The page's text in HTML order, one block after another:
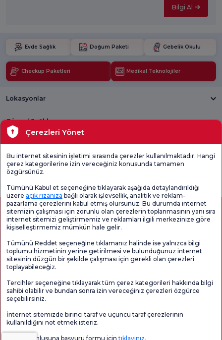
Bilgi Al
Evde Sağlık Doğum Paketi Gebelik Okulu
Checkup Paketleri Medikal Teknolojiler
Lokasyonlar
Güncel Sağlık
Tıbbi Birimler
Genel
Memnuniyet
Sayfa içeriği sadece bilgilendirme amaçlıdır. Tanı ve tedavi için mutlaka
doktorunuza başvurunuz.
@2026 Grup Florence Nightingale Hastaneleri
Editör: Uğurcan Durmuş - 0 549 455 55 46. - Güncelleme Tarihi: 06.08.2026
Çerezleri Yönet
Bu internet sitesinin işletimi sırasında çerezler kullanılmaktadır. Hangi
çerez kategorilerine izin vereceğiniz konusunda tamamen
özgürsünüz.
Tümünü Kabul et seçeneğine tıklayarak aşağıda detaylandırıldığı
üzere açık rızanıza bağlı olarak işlevsellik, analitik ve reklam-
pazarlama çerezlerini kabul etmiş olursunuz. Bu durumda internet
sitemizin çalışması için zorunlu olan çerezlerin toplanmasının yanı sıra
internet sitemizi geliştirmemiz ve reklamları ilgili merkezinize göre
kişiselleştirmemiz mümkün hale gelir.
Tümünü Reddet seçeneğine tıklamanız halinde ise yalnızca bilgi
toplumu hizmetinin yerine getirilmesi ve bulunduğunuz internet
sitesinin düzgün bir şekilde çalışması için gerekli olan çerezleri
toplayabileceğiz.
Tercihler seçeneğine tıklayarak tüm çerez kategorileri hakkında bilgi
sahibi olabilir ve bundan sonra izin vereceğiniz çerezleri özgürce
seçebilirsiniz.
İnternet sitemizde birinci taraf ve üçüncü taraf çerezlerinin
kullanıldığını not etmek isteriz.
Veri sorumlusuna başvuru formu içintıklayınız.